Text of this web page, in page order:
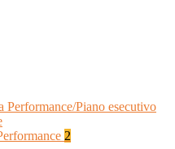
Performance/Piano esecutivo
2